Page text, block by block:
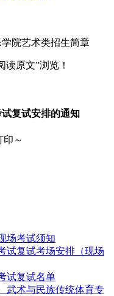
原文”浏览！
复试安排的通知
印～
场考试须知
试复试考场安排（现场
试复试名单
武术与民族传统体育专